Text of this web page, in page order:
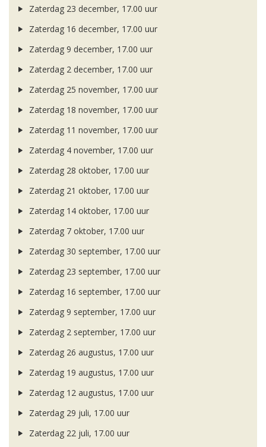
Zaterdag 23 december, 17.00 uur
Zaterdag 16 december, 17.00 uur
Zaterdag 9 december, 17.00 uur
Zaterdag 2 december, 17.00 uur
Zaterdag 25 november, 17.00 uur
Zaterdag 18 november, 17.00 uur
Zaterdag 11 november, 17.00 uur
Zaterdag 4 november, 17.00 uur
Zaterdag 28 oktober, 17.00 uur
Zaterdag 21 oktober, 17.00 uur
Zaterdag 14 oktober, 17.00 uur
Zaterdag 7 oktober, 17.00 uur
Zaterdag 30 september, 17.00 uur
Zaterdag 23 september, 17.00 uur
Zaterdag 16 september, 17.00 uur
Zaterdag 9 september, 17.00 uur
Zaterdag 2 september, 17.00 uur
Zaterdag 26 augustus, 17.00 uur
Zaterdag 19 augustus, 17.00 uur
Zaterdag 12 augustus, 17.00 uur
Zaterdag 29 juli, 17.00 uur
Zaterdag 22 juli, 17.00 uur